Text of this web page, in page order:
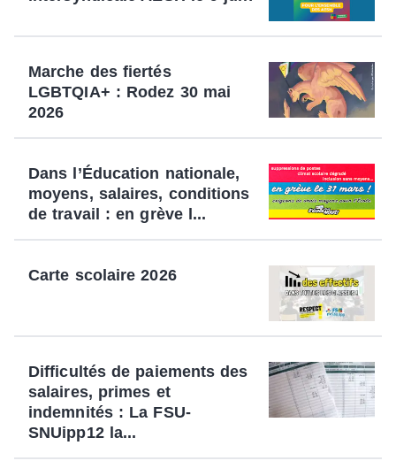
Marche des fiertés
LGBTQIA+ : Rodez 30 mai
2026
Dans l’Éducation nationale,
moyens, salaires, conditions
de travail : en grève l...
Carte scolaire 2026
Difficultés de paiements des
salaires, primes et
indemnités : La FSU-
SNUipp12 la...